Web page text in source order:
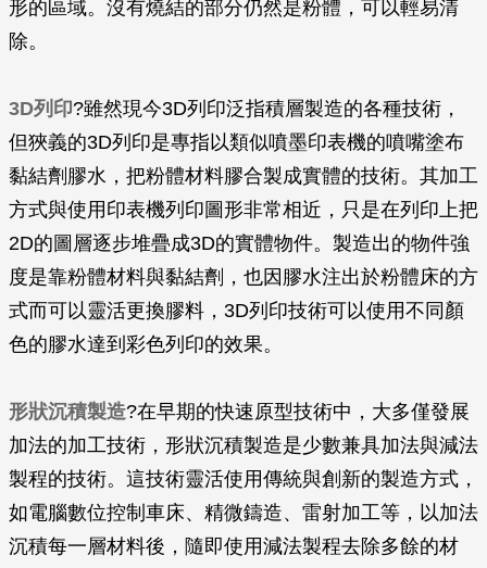
形的區域。沒有燒結的部分仍然是粉體，可以輕易清
除。
3D列印?雖然現今3D列印泛指積層製造的各種技術，
但狹義的3D列印是專指以類似噴墨印表機的噴嘴塗布
黏結劑膠水，把粉體材料膠合製成實體的技術。其加工
方式與使用印表機列印圖形非常相近，只是在列印上把
2D的圖層逐步堆疊成3D的實體物件。製造出的物件強
度是靠粉體材料與黏結劑，也因膠水注出於粉體床的方
式而可以靈活更換膠料，3D列印技術可以使用不同顏
色的膠水達到彩色列印的效果。
形狀沉積製造?在早期的快速原型技術中，大多僅發展
加法的加工技術，形狀沉積製造是少數兼具加法與減法
製程的技術。這技術靈活使用傳統與創新的製造方式，
如電腦數位控制車床、精微鑄造、雷射加工等，以加法
沉積每一層材料後，隨即使用減法製程去除多餘的材